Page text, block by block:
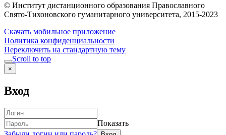
© Институт дистанционного образования Православного
Свято-Тихоновского гуманитарного университета, 2015-2023
Скачать мобильное приложение
Политика конфиденциальности
Переключить на стандартную тему
Scroll to top
×
Вход
Показать